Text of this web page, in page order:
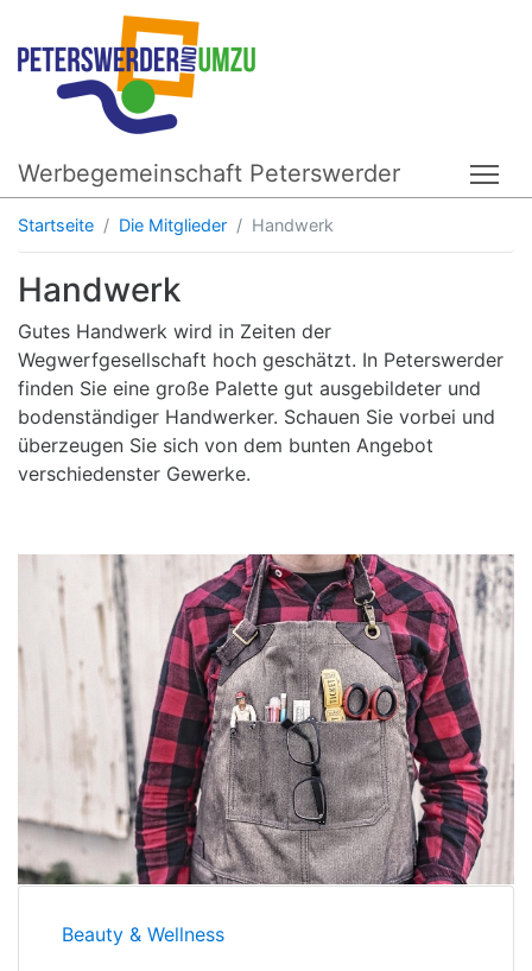
Werbegemeinschaft Peterswerder
Startseite Die Mitglieder Handwerk
Handwerk
Gutes Handwerk wird in Zeiten der
Wegwerfgesellschaft hoch geschätzt. In Peterswerder
finden Sie eine große Palette gut ausgebildeter und
bodenständiger Handwerker. Schauen Sie vorbei und
überzeugen Sie sich von dem bunten Angebot
verschiedenster Gewerke.
Beauty & Wellness